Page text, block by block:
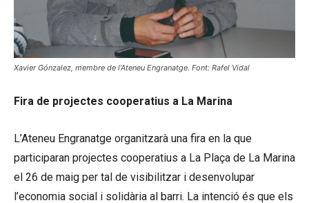
Xavier Gónzalez, membre de l’Ateneu Engranatge. Font: Rafel Vidal
Fira de projectes cooperatius a La Marina
L’Ateneu Engranatge organitzarà una fira en la que
participaran projectes cooperatius a La Plaça de La Marina
el 26 de maig per tal de visibilitzar i desenvolupar
l’economia social i solidària al barri. La intenció és que els